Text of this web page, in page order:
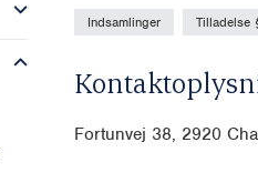
Indsamlinger Tilladelse
Fortunvej 38, 2920